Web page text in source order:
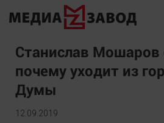
Новости
Экономика
Происшествия
Общество
Станислав Мошаров
почему уходит из
Думы
12.09.2019